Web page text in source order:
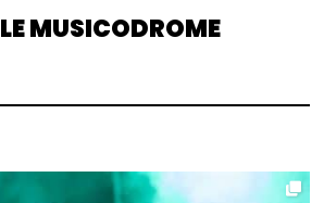
LE MUSICODROME